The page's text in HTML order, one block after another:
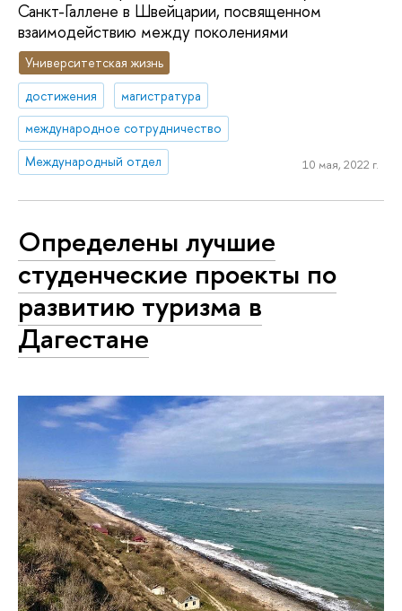
Санкт-Галлене в Швейцарии, посвященном
взаимодействию между поколениями
Университетская жизнь
достижения
магистратура
международное сотрудничество
Международный отдел
10 мая, 2022 г.
Определены лучшие
студенческие проекты по
развитию туризма в
Дагестане